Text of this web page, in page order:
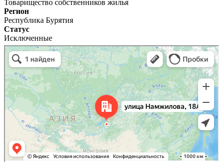
Товарищество собственников жилья
Регион
Республика Бурятия
Статус
Исключенные